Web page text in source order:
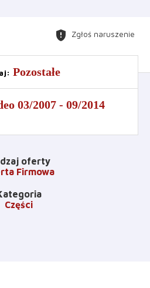
gpp_maybe Zgłoś naruszenie
: Pozostałe
03/2007 - 09/2014
oferty
Firmowa
Części